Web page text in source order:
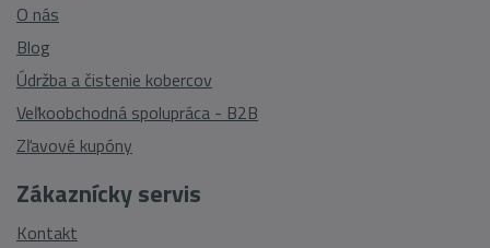
Zákaznícky servis
Kontakt
O nás
Blog
Údržba a čistenie kobercov
Veľkoobchodná spolupráca - B2B
Zľavové kupóny